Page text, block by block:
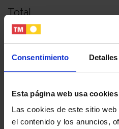
Consentimiento Detalles
Esta página web usa cookies
Las cookies de este sitio
el contenido y los anuncios,
Tu nombre y apellidos
Tu teléfono
Total